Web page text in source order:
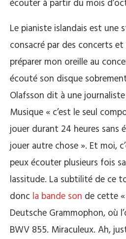
écouter à partir du mois
Le pianiste islandais est une
consacré par des concerts
préparer mon oreille au
écouté son disque
Olafsson dit à une
Musique « c’est le seul
jouer durant 24 heures sans
jouer autre chose ». Et moi,
peux écouter plusieurs fois
lassitude. La subtilité de ce
donc la bande son de cette
Deutsche Grammophon, où
BWV 855. Miraculeux. Ah,